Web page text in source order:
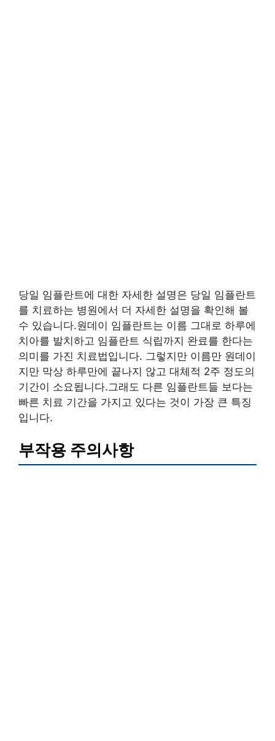
당일 임플란트에 대한 자세한 설명은 당일 임플란트
를 치료하는 병원에서 더 자세한 설명을 확인해 볼
수 있습니다.원데이 임플란트는 이름 그대로 하루에
치아를 발치하고 임플란트 식립까지 완료를 한다는
의미를 가진 치료법입니다. 그렇지만 이름만 원데이
지만 막상 하루만에 끝나지 않고 대체적 2주 정도의
기간이 소요됩니다.그래도 다른 임플란트들 보다는
빠른 치료 기간을 가지고 있다는 것이 가장 큰 특징
입니다.
부작용 주의사항